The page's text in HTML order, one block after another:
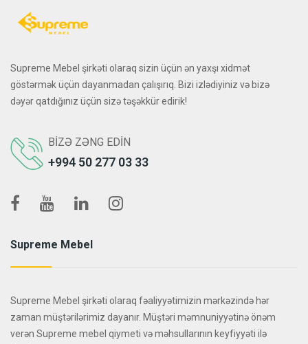
Supreme Mebel şirkəti olaraq sizin üçün ən yaxşı xidmət
göstərmək üçün dayanmadan çalışırıq. Bizi izlədiyiniz və bizə
dəyər qatdığınız üçün sizə təşəkkür edirik!
BIZƏ ZƏNG EDIN
+994 50 277 03 33
Supreme Mebel
Supreme Mebel şirkəti olaraq fəaliyyətimizin mərkəzində hər
zaman müştərilərimiz dayanır. Müştəri məmnuniyyətinə önəm
verən Supreme mebel qiymeti və məhsullarının keyfiyyəti ilə